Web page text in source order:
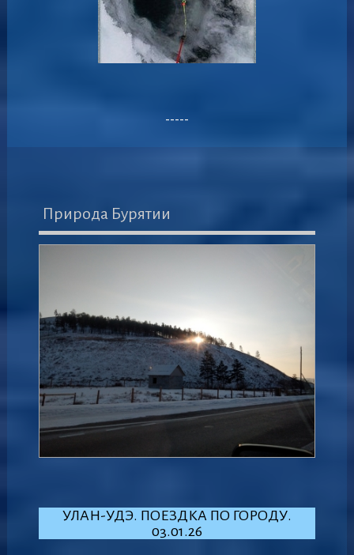
-----
Природа Бурятии
УЛАН-УДЭ. ПОЕЗДКА ПО ГОРОДУ.
03.01.26